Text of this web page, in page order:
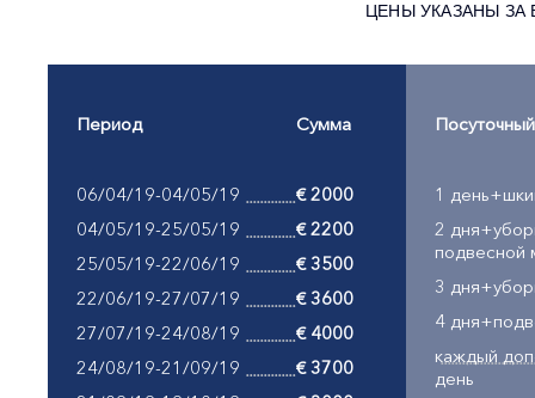
ЦЕНЫ УКАЗАНЫ ЗА
Период Сумма
06/04/19-04/05/19
€ 2000
04/05/19-25/05/19
€ 2200
25/05/19-22/06/19
€ 3500
22/06/19-27/07/19
€ 3600
27/07/19-24/08/19
€ 4000
24/08/19-21/09/19
€ 3700
1
2
подвесной
3
4
каждый
день